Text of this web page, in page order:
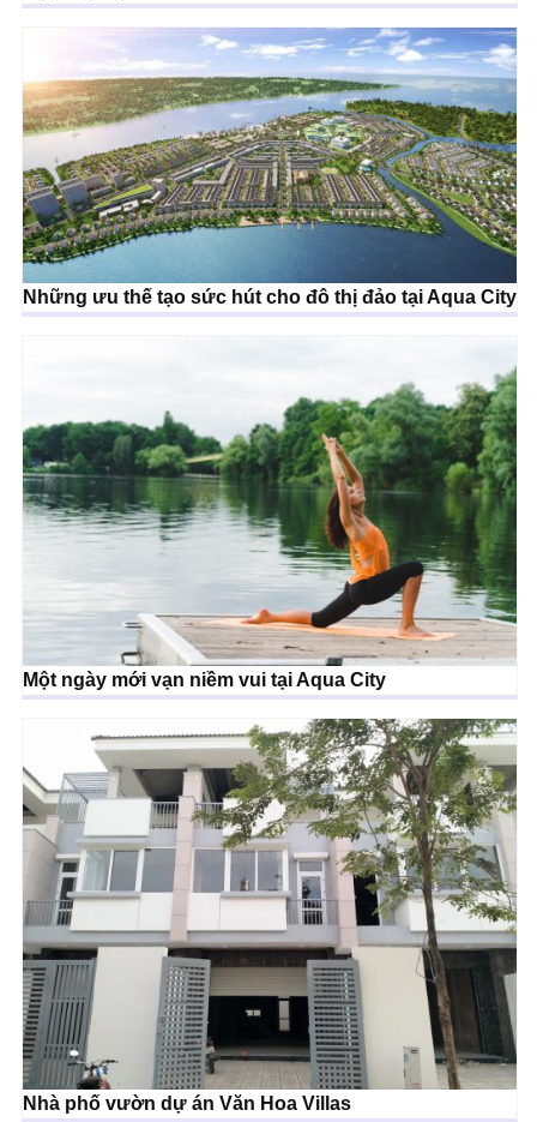
Những ưu thế tạo sức hút cho đô thị đảo tại Aqua City
Một ngày mới vạn niềm vui tại Aqua City
Nhà phố vườn dự án Văn Hoa Villas